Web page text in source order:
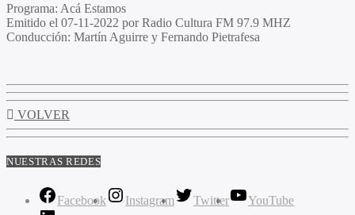
Programa: Acá Estamos
Emitido el 07-11-2022 por Radio Cultura FM 97.9 MHZ
Conducción: Martín Aguirre y Fernando Pietrafesa
VOLVER
NUESTRAS REDES
Facebook Instagram Twitter
YouTube